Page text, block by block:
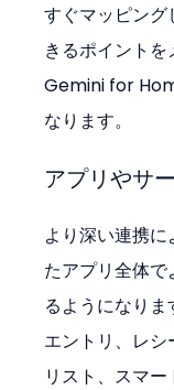
すぐマッピン
きるポイント
Gemini for
なります。
アプリやサ
より深い連携
たアプリ全体
るようになり
エントリ、レ
リスト、スマ